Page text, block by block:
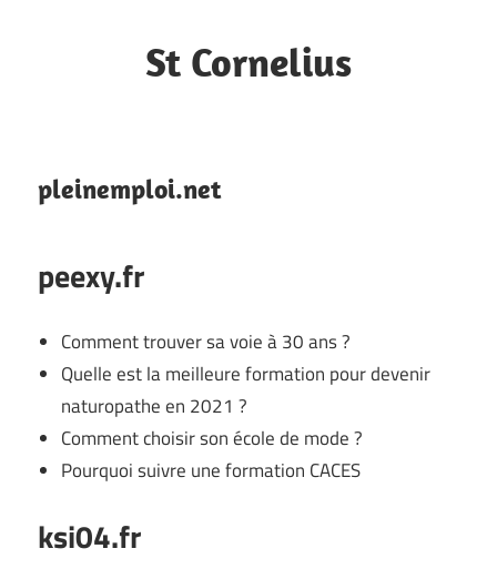
St Cornelius
ville
pleinemploi.net
peexy.fr
Comment trouver sa voie à 30 ans ?
Quelle est la meilleure formation pour devenir
naturopathe en 2021 ?
Comment choisir son école de mode ?
Pourquoi suivre une formation CACES
ksi04.fr